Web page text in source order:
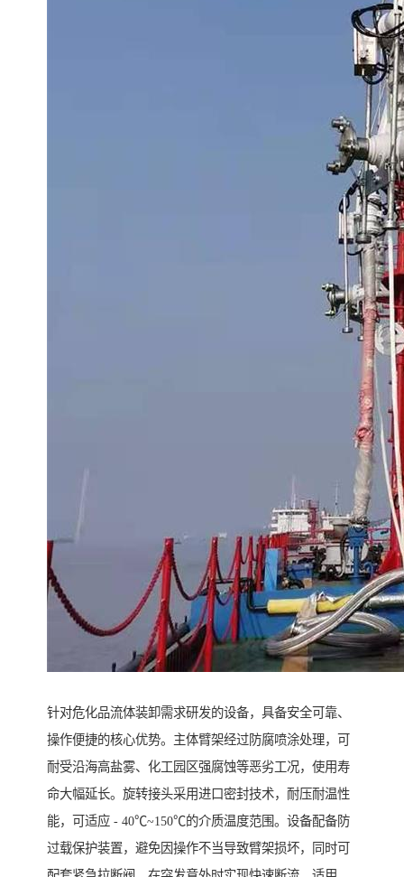
针对危化品流体装卸需求研发的设备，具备安全可靠、
操作便捷的核心优势。主体臂架经过防腐喷涂处理，可
耐受沿海高盐雾、化工园区强腐蚀等恶劣工况，使用寿
命大幅延长。旋转接头采用进口密封技术，耐压耐温性
能，可适应 - 40℃~150℃的介质温度范围。设备配备防
过载保护装置，避免因操作不当导致臂架损坏，同时可